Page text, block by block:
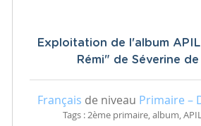
Exploitation de l'album
Rémi" de Séverine
Français de niveau Primaire –
Tags : 2ème primaire, album,